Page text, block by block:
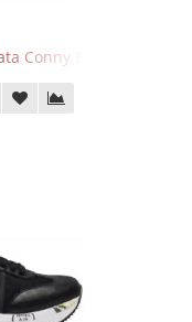
Conny Beige Pink